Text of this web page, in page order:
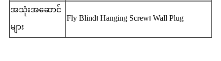
အသုံးအဆောင်
များ
Fly Blind၊ Hanging Screw၊ Wall Plug